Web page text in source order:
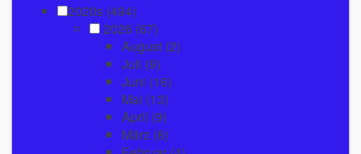
2020s (494)
2026 (67)
August (2)
Juli (9)
Juni (16)
Mai (13)
April (9)
März (8)